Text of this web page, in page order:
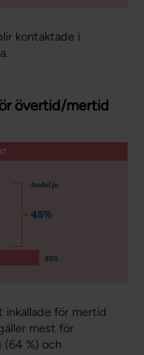
kontaktade i
övertid/mertid
inkallade för mertid
mest för
%) och